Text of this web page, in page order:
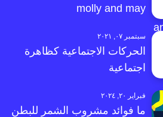
molly and may
سبتمبر ٠٧, ٢٠٢١
الحركات الاجتماعية كظاهرة
اجتماعية
فبراير ٢٠, ٢٠٢٤
ما فوائد مشروب الشمر للبطن